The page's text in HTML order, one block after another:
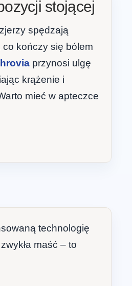
stojącej
spędzają
kończy się bólem
przynosi ulgę
krążenie i
mieć w apteczce
technologię
maść – to